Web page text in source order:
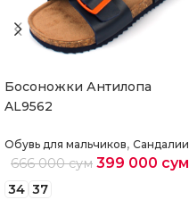
Босоножки Антилопа
AL9562
Обувь для мальчиков, Сандалии
666 000сум 399 000 сум
34 37